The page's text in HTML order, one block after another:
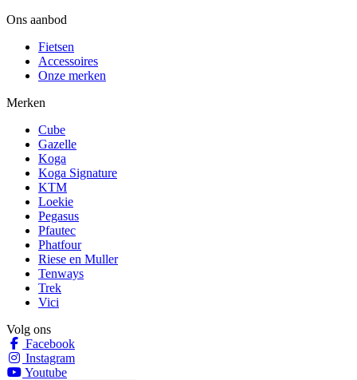
Ons aanbod
Fietsen
Accessoires
Onze merken
Merken
Cube
Gazelle
Koga
Koga Signature
KTM
Loekie
Pegasus
Pfautec
Phatfour
Riese en Muller
Tenways
Trek
Vici
Volg ons
Facebook
Instagram
Youtube